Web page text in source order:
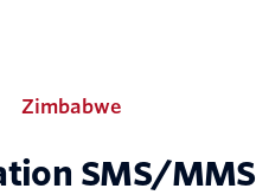
Zimbabwe
SMS/MMS